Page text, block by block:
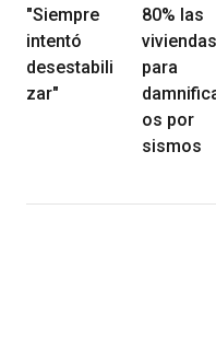
"Siempre
intentó
desestabili
zar"
80% las
viviendas
para
os por
sismos